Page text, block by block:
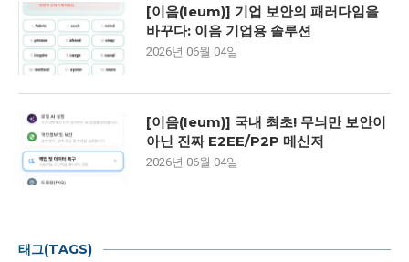
[이음(Ieum)] 기업 보안의 패러다임을
바꾸다: 이음 기업용 솔루션
2026년 06월 04일
[이음(Ieum)] 국내 최초! 무늬만 보안이
아닌 진짜 E2EE/P2P 메신저
2026년 06월 04일
태그(TAGS)